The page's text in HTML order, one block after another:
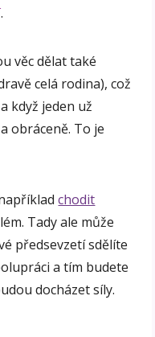
.
věc dělat také
celá rodina), což
když jeden už
obráceně. To je
chodit
Tady ale může
předsevzetí sdělíte
a tím budete
docházet síly.